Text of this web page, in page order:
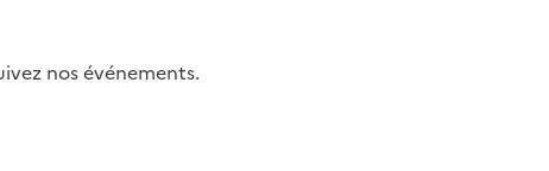
nos événements.